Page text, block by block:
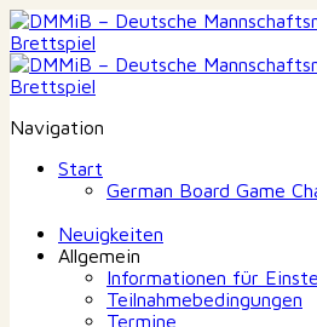
Navigation
Start
German Board Game
Neuigkeiten
Allgemein
Informationen für
Teilnahmebedingungen
Termine